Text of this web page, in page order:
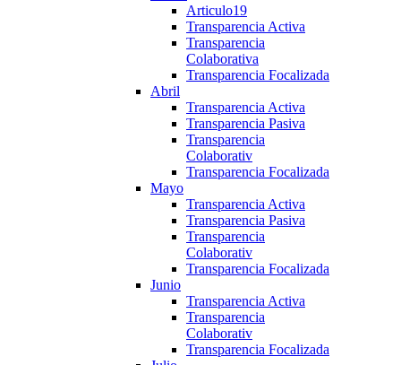
Articulo19
Transparencia Activa
Transparencia
Colaborativa
Transparencia Focalizada
Abril
Transparencia Activa
Transparencia Pasiva
Transparencia
Colaborativ
Transparencia Focalizada
Mayo
Transparencia Activa
Transparencia Pasiva
Transparencia
Colaborativ
Transparencia Focalizada
Junio
Transparencia Activa
Transparencia
Colaborativ
Transparencia Focalizada